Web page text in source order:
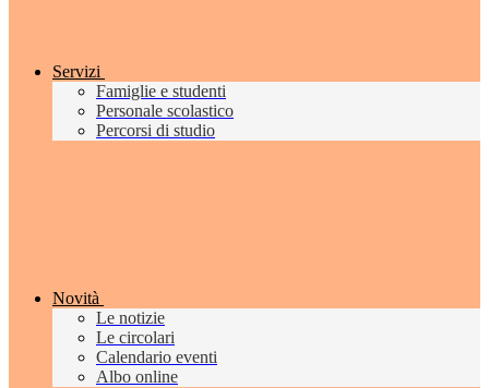
Servizi
Famiglie e studenti
Personale scolastico
Percorsi di studio
Novità
Le notizie
Le circolari
Calendario eventi
Albo online